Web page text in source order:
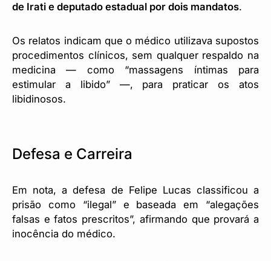
de Irati e deputado estadual por dois mandatos.
Os relatos indicam que o médico utilizava supostos
procedimentos clínicos, sem qualquer respaldo na
medicina — como “massagens íntimas para
estimular a libido” —, para praticar os atos
libidinosos.
Defesa e Carreira
Em nota, a defesa de Felipe Lucas classificou a
prisão como “ilegal” e baseada em “alegações
falsas e fatos prescritos”, afirmando que provará a
inocência do médico.